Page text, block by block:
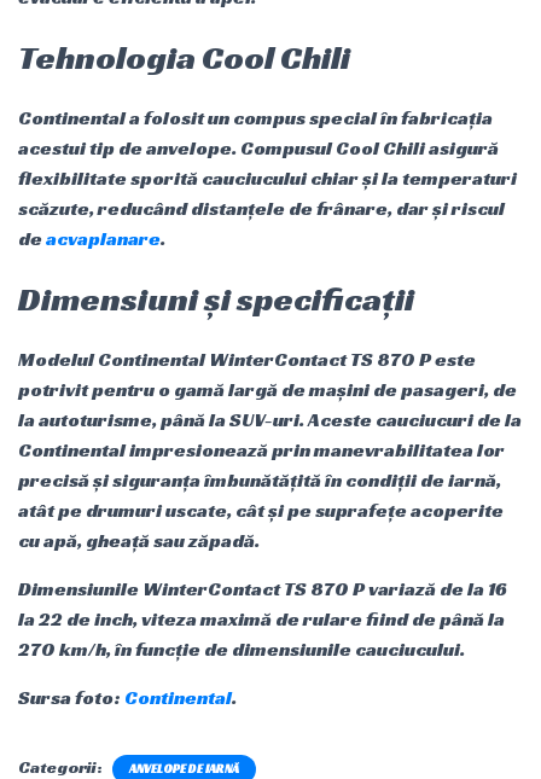
Tehnologia Cool Chili
Continental a folosit un compus special în fabricația
acestui tip de anvelope. Compusul Cool Chili asigură
flexibilitate sporită cauciucului chiar și la temperaturi
scăzute, reducând distanțele de frânare, dar și riscul
deacvaplanare.
Dimensiuni și specificații
Modelul Continental WinterContact TS 870 P este
potrivit pentru o gamă largă de mașini de pasageri, de
la autoturisme, până la SUV-uri. Aceste cauciucuri de la
Continental impresionează prin manevrabilitatea lor
precisă și siguranța îmbunătățită în condiții de iarnă,
atât pe drumuri uscate, cât și pe suprafețe acoperite
cu apă, gheață sau zăpadă.
Dimensiunile WinterContact TS 870 P variază de la 16
la 22 de inch, viteza maximă de rulare fiind de până la
270 km/h, în funcție de dimensiunile cauciucului.
Sursa foto: Continental.
Categorii: ANVELOPE DE IARNĂ